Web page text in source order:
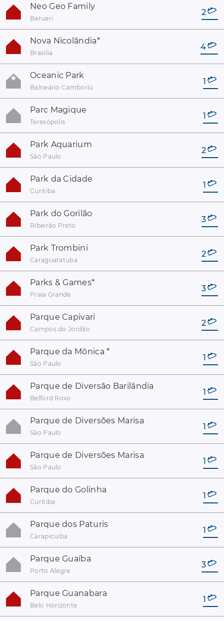
Neo Geo Family
Barueri
2
Nova Nicolândia*
Brasília
4
Oceanic Park
Balneário Camboriú
1
Parc Magique
Teresópolis
1
Park Aquarium
São Paulo
2
Park da Cidade
Curitiba
1
Park do Gorilão
Ribeirão Preto
3
Park Trombini
Caraguatatuba
2
Parks & Games*
Praia Grande
3
Parque Capivari
Campos do Jordão
2
Parque da Mônica*
São Paulo
1
Parque de Diversão Barilândia
Belford Roxo
1
Parque de Diversões Marisa
São Paulo
1
Parque de Diversões Marisa
São Paulo
1
Parque do Golinha
Curitiba
1
Parque dos Paturis
Carapicuíba
1
Parque Guaíba
Porto Alegre
3
Parque Guanabara
Belo Horizonte
1